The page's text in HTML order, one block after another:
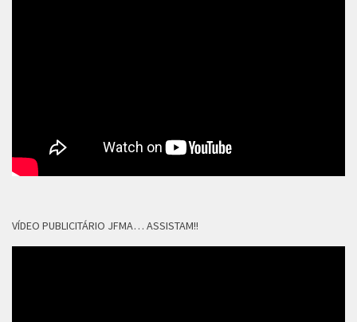
VÍDEO PUBLICITÁRIO JFMA… ASSISTAM!!